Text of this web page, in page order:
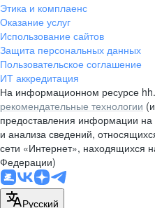
Этика и комплаенс
Оказание услуг
Использование сайтов
Защита персональных данных
Пользовательское соглашение
ИТ аккредитация
На информационном ресурсе
рекомендательные технологии
предоставления информации на
и анализа сведений,
сети «Интернет», находящихся
Федерации)
Русский